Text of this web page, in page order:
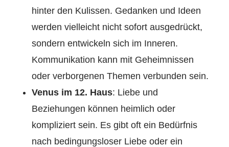
hinter den Kulissen. Gedanken und Ideen
werden vielleicht nicht sofort ausgedrückt,
sondern entwickeln sich im Inneren.
Kommunikation kann mit Geheimnissen
oder verborgenen Themen verbunden sein.
Venus im 12. Haus: Liebe und
Beziehungen können heimlich oder
kompliziert sein. Es gibt oft ein Bedürfnis
nach bedingungsloser Liebe oder ein